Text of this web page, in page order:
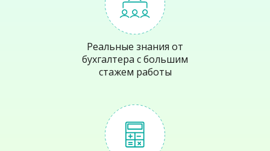
Реальные знания от
бухгалтера с большим
стажем работы